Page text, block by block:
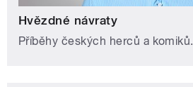
Hvězdné návraty
Příběhy českých herců a komiků.